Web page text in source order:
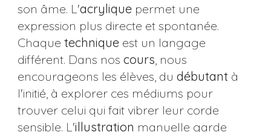
son âme. L'acryliquepermet une
expression plus directe et spontanée.
Chaque techniqueest un langage
différent. Dans nos cours , nous
encourageons les élèves, du débutant à
l'initié, à explorer ces médiums pour
trouver celui qui fait vibrer leur corde
sensible. L'illustration manuelle garde